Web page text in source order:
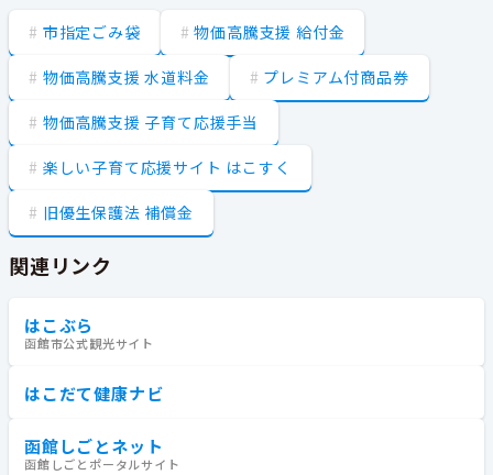
市指定ごみ袋 物価高騰支援 給付金
物価高騰支援 水道料金 プレミアム付商品券
物価高騰支援 子育て応援手当
楽しい子育て応援サイト はこすく
旧優生保護法 補償金
関連リンク
はこぶら
函館市公式観光サイト
はこだて健康ナビ
函館しごとネット
函館しごとポータルサイト